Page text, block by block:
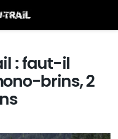
: faut-il
brins, 2